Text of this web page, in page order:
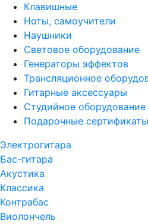
Клавишные
Ноты, самоучители
Наушники
Световое оборудование
Генераторы эффектов
Трансляционное
Гитарные аксессуары
Студийное оборудование
Подарочные сертификаты
Электрогитара
Бас-гитара
Акустика
Классика
Контрабас
Виолончель